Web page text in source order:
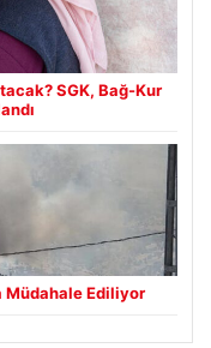
SGK, Bağ-Kur
Müdahale Ediliyor